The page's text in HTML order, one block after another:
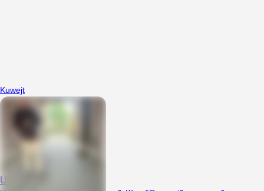
Kuwejt
Univers112